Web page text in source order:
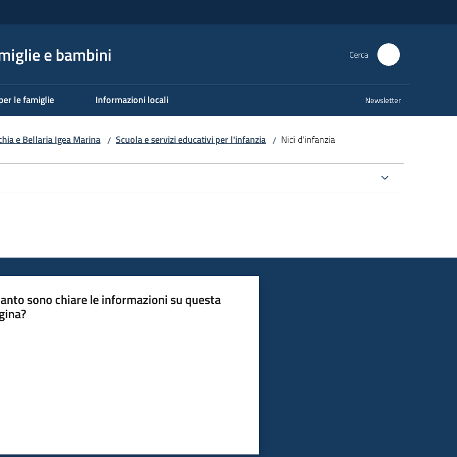
e bambini Cerca
le famiglie Informazioni locali Newsletter
e Bellaria Igea Marina / Scuola e servizi educativi per l'infanzia / Nidi d'infanzia
sono chiare le informazioni su questa